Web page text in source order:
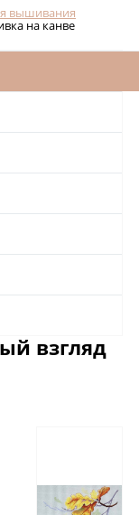
вышивания
на канве
взгляд